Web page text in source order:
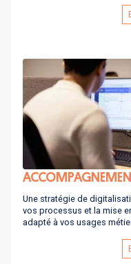
Une stratégie de
vos processus et la mise
adapté à vos usages